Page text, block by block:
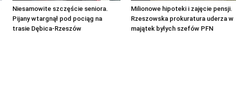
Niesamowite szczęście seniora.
Pijany wtargnął pod pociąg na
trasie Dębica-Rzeszów
Milionowe hipoteki i zajęcie pensji.
Rzeszowska prokuratura uderza w
majątek byłych szefów PFN